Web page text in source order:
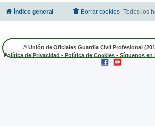
Índice general Todos los
Borrar cookies
© Unión de Oficiales Guardia Civil Profesional
Política de Privacidad-Política de Cookies- Síguenos en